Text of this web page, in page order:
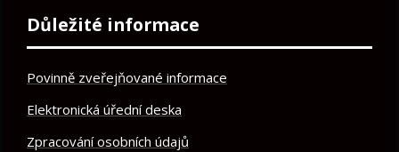
Důležité informace
Povinně zveřejňované informace
Elektronická úřední deska
Zpracování osobních údajů